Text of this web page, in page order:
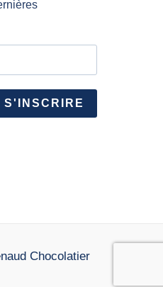
S'INSCRIRE
Chocolatier